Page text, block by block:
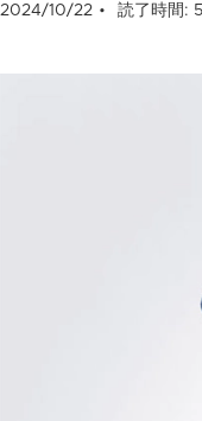
2024/10/22 読了時間: